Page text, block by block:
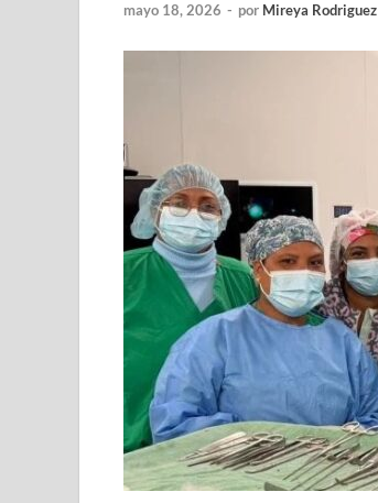
mayo 18, 2026 - por Mireya Rodriguez